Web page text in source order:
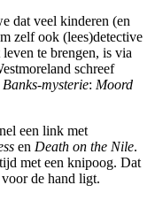
dat veel kinderen (en
zelf ook (lees)detective
te brengen, is via
schreef
mysterie: Moord
een link met
en Death on the Nile.
met een knipoog. Dat
de hand ligt.